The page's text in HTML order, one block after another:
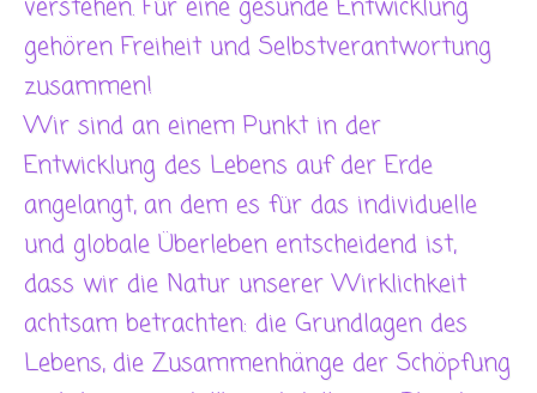
verstehen. Für eine gesunde Entwicklung
gehören Freiheit und Selbstverantwortung
zusammen!
Wir sind an einem Punkt in der
Entwicklung des Lebens auf der Erde
angelangt, an dem es für das individuelle
und globale Überleben entscheidend ist,
dass wir die Natur unserer Wirklichkeit
achtsam betrachten: die Grundlagen des
Lebens, die Zusammenhänge der Schöpfung